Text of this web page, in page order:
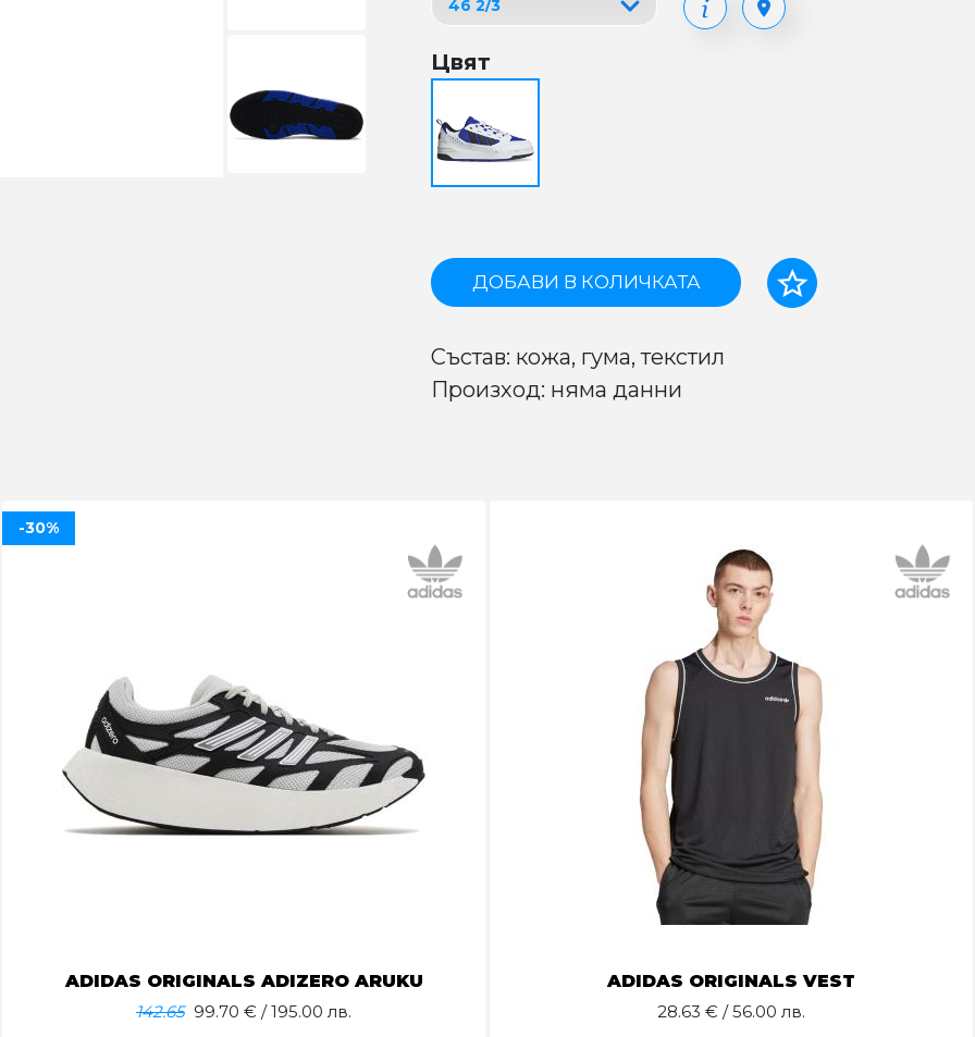
Цвят
ДОБАВИ В КОЛИЧКАТА
Състав: кожа, гума, текстил
Произход: няма данни
ADIDAS ORIGINALS ADIZERO ARUKU
142.65 99.70 € / 195.00 лв.
-30%
ADIDAS ORIGINALS VEST
28.63 € / 56.00 лв.